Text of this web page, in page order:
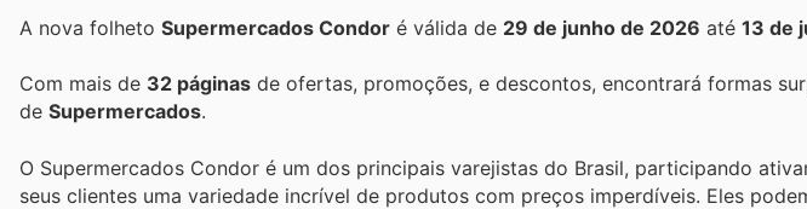
A nova folheto Supermercados Condor é válida de 29 de junho de 2026 até 13 de
Com mais de 32 páginas de ofertas, promoções, e descontos, encontrará formas
de Supermercados.
O Supermercados Condor é um dos principais varejistas do Brasil, participando
seus clientes uma variedade incrível de produtos com preços imperdíveis. Eles